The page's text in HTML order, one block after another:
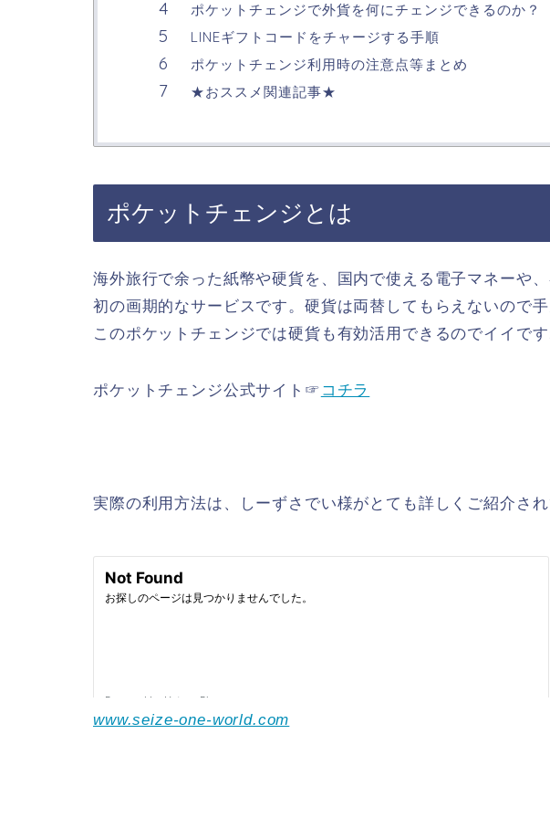
ポケットチェンジで外貨を何にチェンジできるのか？
LINEギフトコードをチャージする手順
ポケットチェンジ利用時の注意点等まとめ
★おススメ関連記事★
ポケットチェンジとは
海外旅行で余った紙幣や硬貨を、国内で使える電子マネーや
初の画期的なサービスです。硬貨は両替してもらえないので
このポケットチェンジでは硬貨も有効活用できるのでイイです
ポケットチェンジ公式サイト☞ コチラ
実際の利用方法は、しーずさでい様がとても詳しくご紹介され
www.seize-one-world.com